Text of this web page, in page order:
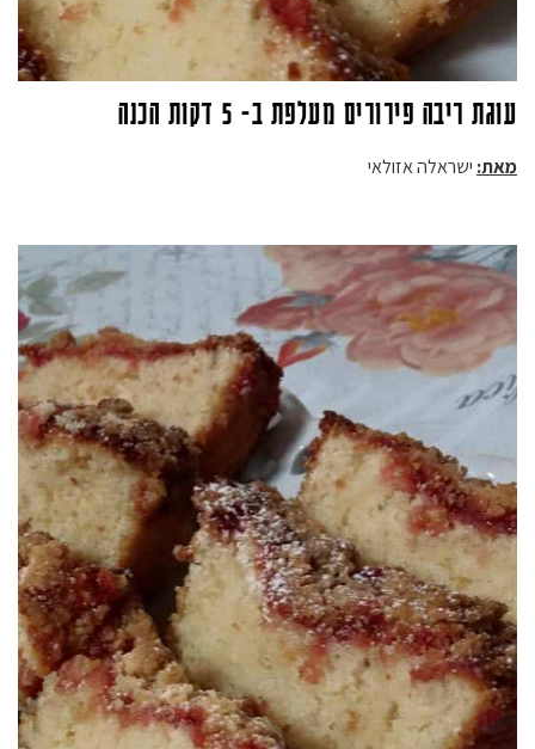
עוגת ריבה פירורים מעלפת ב- 5 דקות הכנה
מאת: ישראלה אזולאי